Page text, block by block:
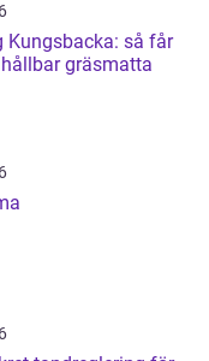
Kungsbacka: så får
gräsmatta